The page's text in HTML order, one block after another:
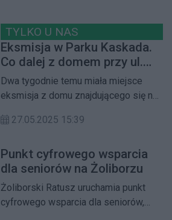
TYLKO U NAS
Eksmisja w Parku Kaskada.
Co dalej z domem przy ul.
Gdańskiej 23?
Dwa tygodnie temu miała miejsce
eksmisja z domu znajdującego się na
sprawie zwróciła się sama
okazało przyczyną eksmisji był wyrok
sądu, który nie nakazywał obowiązku
zapewnienia lokalu socjalnego. Jaką
pomoc zaoferował Urząd Dzielnicy?
27.05.2025 15:39
Punkt cyfrowego wsparcia
dla seniorów na Żoliborzu
Żoliborski Ratusz uruchamia punkt
cyfrowego wsparcia dla seniorów,